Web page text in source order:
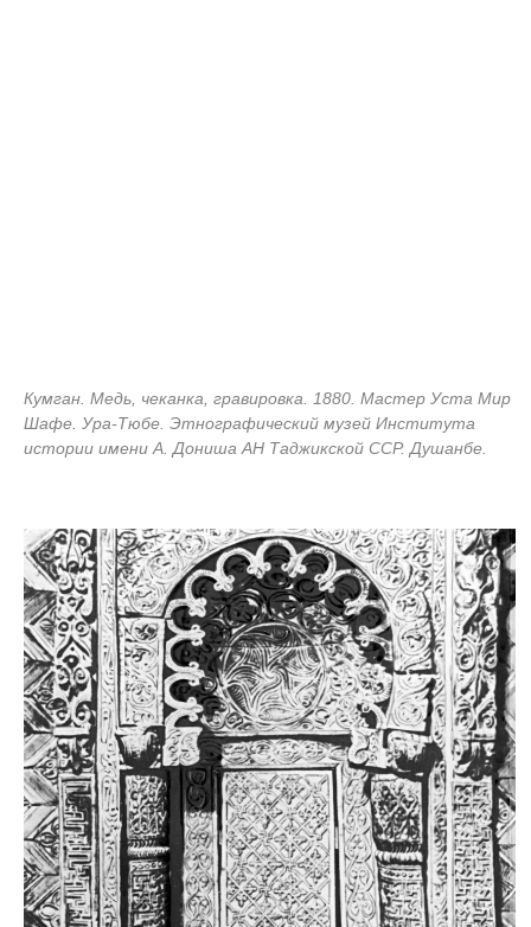
Кумган. Медь, чеканка, гравировка. 1880. Мастер Уста Мир
Шафе. Ура-Тюбе. Этнографический музей Института
истории имени А. Дониша АН Таджикской ССР. Душанбе.